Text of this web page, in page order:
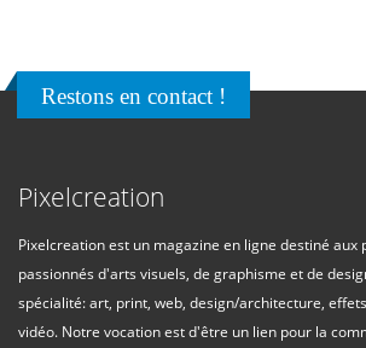
Restons en contact !
Pixelcreation
Pixelcreation est un magazine en ligne destiné aux
passionnés d'arts visuels, de graphisme et de
spécialité: art, print, web, design/architecture,
vidéo. Notre vocation est d'être un lien pour la